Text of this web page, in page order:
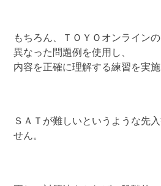
もちろん、ＴＯＹＯオンライン
異なった問題例を使用し、
内容を正確に理解する練習を実施
ＳＡＴが難しいというような先
せん。